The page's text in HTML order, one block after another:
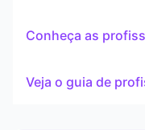
Conheça as
Veja o guia de